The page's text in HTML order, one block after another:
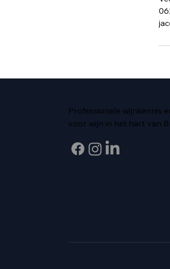
Professionele wijnkennis
voor wijn in het hart van